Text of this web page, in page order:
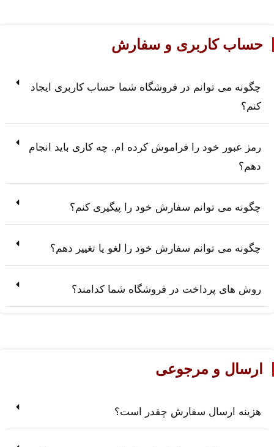
حساب کاربری و سفارش
چگونه می توانم در فروشگاه شما حساب کاربری ایجاد
کنم؟
رمز عبور خود را فراموش کرده ام. چه کاری باید انجام
دهم؟
چگونه می توانم سفارش خود را پیگیری کنم؟
چگونه می توانم سفارش خود را لغو یا تغییر دهم؟
روش های پرداخت در فروشگاه شما کدامند؟
ارسال و مرجوعی
هزینه ارسال سفارش چقدر است؟